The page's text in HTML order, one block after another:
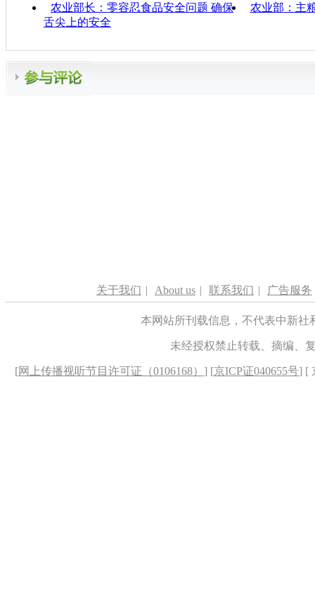
农业部长：零容忍食品安全问题 确保
舌尖上的安全
农业部：主
关于我们 | About us | 联系我们 | 广告服务
本网站所刊载信息，不代表中新
未经授权禁止转载、摘编、
[网上传播视听节目许可证（0106168） ] [京ICP证040655号] [